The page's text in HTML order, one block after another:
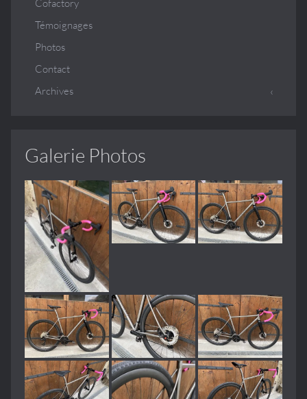
Cofactory
Témoignages
Photos
Contact
Archives
Galerie Photos